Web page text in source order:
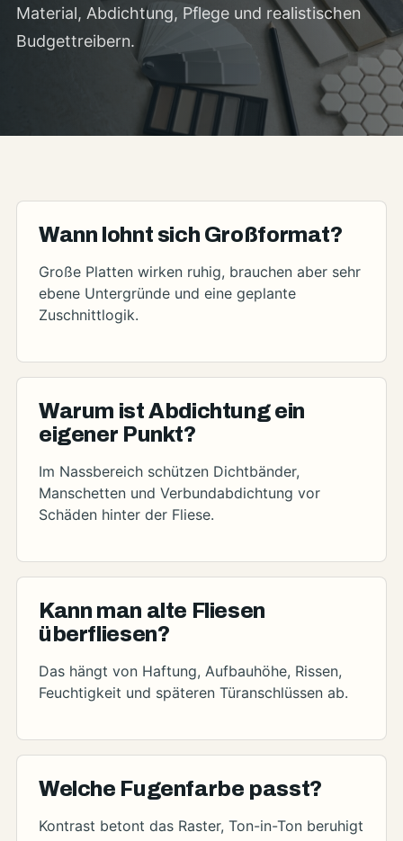
Material, Abdichtung, Pflege und realistischen
Budgettreibern.
Wann lohnt sich Großformat?
Große Platten wirken ruhig, brauchen aber sehr
ebene Untergründe und eine geplante
Zuschnittlogik.
Warum ist Abdichtung ein
eigener Punkt?
Im Nassbereich schützen Dichtbänder,
Manschetten und Verbundabdichtung vor
Schäden hinter der Fliese.
Kann man alte Fliesen
überfliesen?
Das hängt von Haftung, Aufbauhöhe, Rissen,
Feuchtigkeit und späteren Türanschlüssen ab.
Welche Fugenfarbe passt?
Kontrast betont das Raster, Ton-in-Ton beruhigt